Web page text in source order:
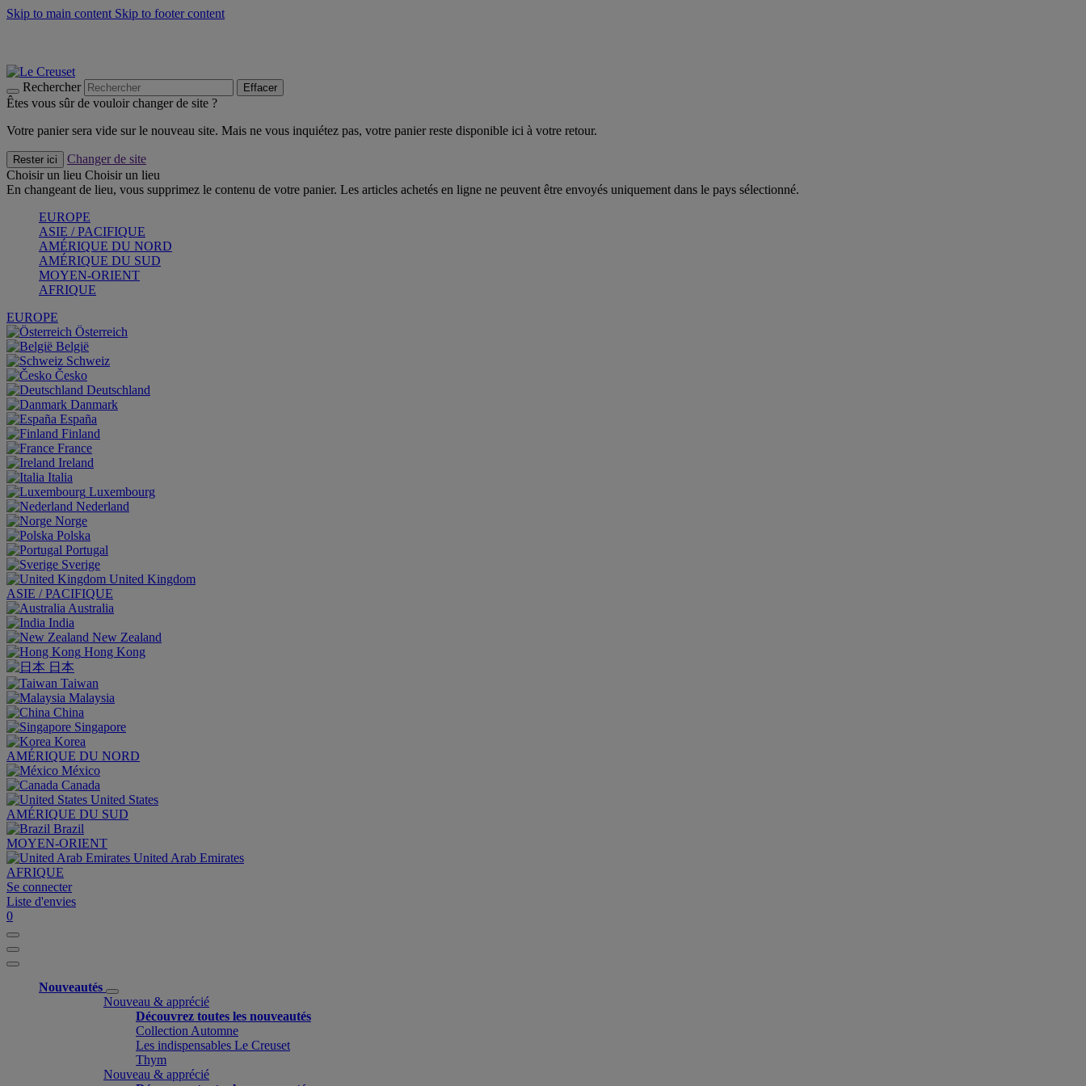
Skip to main content Skip to footer content
Rechercher Effacer
Êtes vous sûr de vouloir changer de site ?
Votre panier sera vide sur le nouveau site. Mais ne vous inquiétez pas, votre panier reste disponible ici à votre retour.
Rester ici
Changer de site
Choisir un lieu Choisir un lieu
En changeant de lieu, vous supprimez le contenu de votre panier. Les articles achetés en ligne ne peuvent être envoyés uniquement dans le pays sélectionné.
EUROPE
ASIE / PACIFIQUE
AMÉRIQUE DU NORD
AMÉRIQUE DU SUD
MOYEN-ORIENT
AFRIQUE
EUROPE
Österreich
België
Schweiz
Česko
Deutschland
Danmark
España
Finland
France
Ireland
Italia
Luxembourg
Nederland
Norge
Polska
Portugal
Sverige
United Kingdom
ASIE / PACIFIQUE
Australia
India
New Zealand
Hong Kong
日本
Taiwan
Malaysia
China
Singapore
Korea
AMÉRIQUE DU NORD
México
Canada
United States
AMÉRIQUE DU SUD
Brazil
MOYEN-ORIENT
United Arab Emirates
AFRIQUE
Se connecter
Liste d'envies
0
Nouveautés
Nouveau & apprécié
Découvrez toutes les nouveautés
Collection Automne
Les indispensables Le Creuset
Thym
Nouveau & apprécié